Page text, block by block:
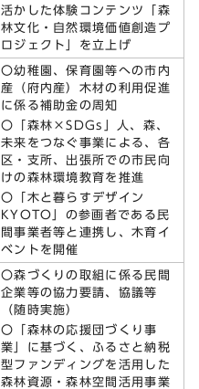
活かした体験コンテンツ「森
林文化・自然環境価値創造プ
ロジェクト」を立上げ
〇幼稚園、保育園等への市内
産（府内産）木材の利用促進
に係る補助金の周知
〇「森林×SDGs」人、森、
未来をつなぐ事業による、各
区・支所、出張所での市民向
けの森林環境教育を推進
〇「木と暮らすデザイン
KYOTO」の参画者である民
間事業者等と連携し、木育イ
ベントを開催
〇森づくりの取組に係る民間
企業等の協力要請、協議等
（随時実施）
〇「森林の応援団づくり事
業」に基づく、ふるさと納税
型ファンディングを活用した
森林資源・森林空間活用事業